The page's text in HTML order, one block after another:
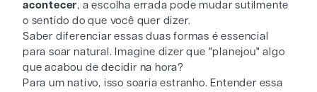
acontecer, a escolha errada pode mudar sutilmente
o sentido do que você quer dizer.
Saber diferenciar essas duas formas é essencial
para soar natural. Imagine dizer que "planejou" algo
que acabou de decidir na hora?
Para um nativo, isso soaria estranho. Entender essa